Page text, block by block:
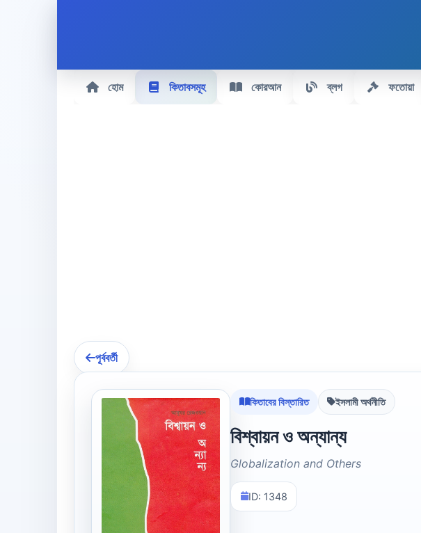
হোম কিতাবসমূহ কোরআন ব্লগ ফতোয়া
পূর্ববর্তী
কিতাবের বিস্তারিত ইসলামী অর্থনীতি
বিশ্বায়ন ও অন্যান্য
Globalization and Others
ID: 1348